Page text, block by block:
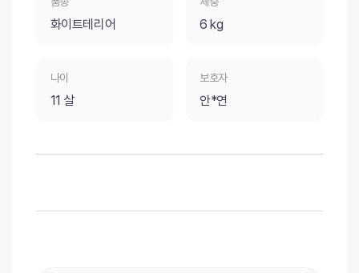
화이트테리어 6 kg
나이
11 살
보호자
안*연